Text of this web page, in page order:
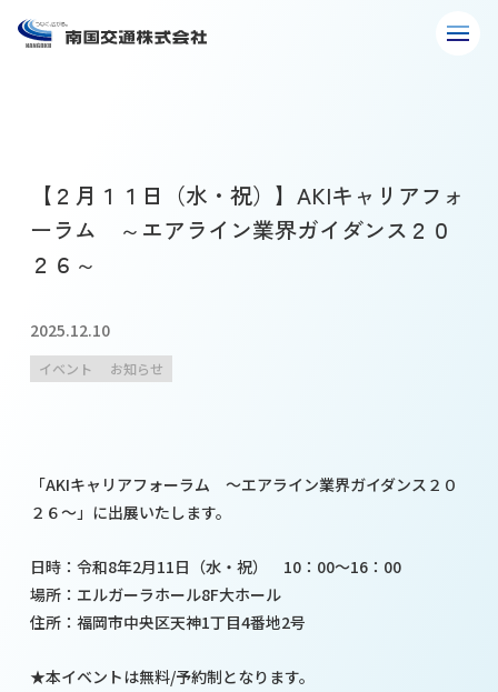
【２月１１日（水・祝）】AKIキャリアフォ
ーラム ～エアライン業界ガイダンス２０
２６～
2025.12.10
イベント お知らせ
「AKIキャリアフォーラム ～エアライン業界ガイダンス２０
２６～」に出展いたします。
日時：令和8年2月11日（水・祝） 10：00～16：00
場所：エルガーラホール8F大ホール
住所：福岡市中央区天神1丁目4番地2号
★本イベントは無料/予約制となります。